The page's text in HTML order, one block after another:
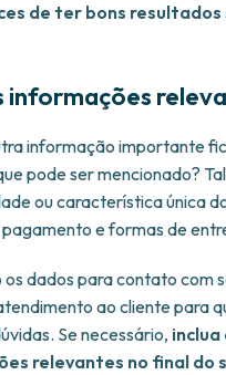
de ter bons resultados
informações
informação importante
pode ser mencionado?
ou característica única
e formas de
os dados para contato com
ao cliente para
Se necessário, inclua
relevantes no final do